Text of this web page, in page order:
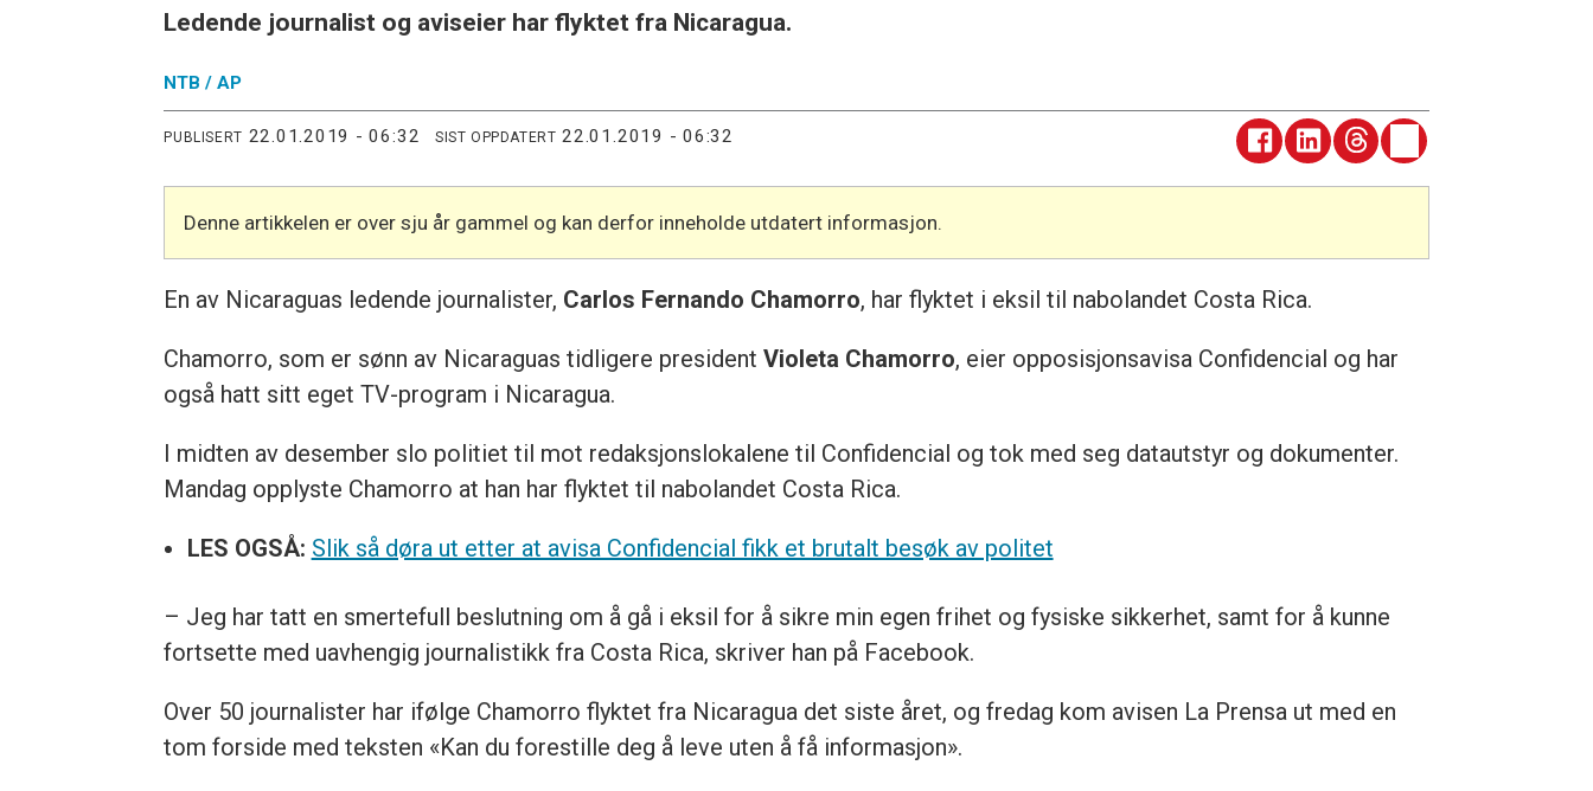
Ledende journalist og aviseier har flyktet fra Nicaragua.
NTB / AP
PUBLISERT 22.01.2019 - 06:32 SIST OPPDATERT 22.01.2019 - 06:32
Denne artikkelen er over sju år gammel og kan derfor inneholde utdatert informasjon.
En av Nicaraguas ledende journalister, Carlos Fernando Chamorro, har flyktet i eksil til nabolandet Costa Rica.
Chamorro, som er sønn av Nicaraguas tidligere presidentVioleta Chamorro, eier opposisjonsavisa Confidencial og har
også hatt sitt eget TV-program i Nicaragua.
I midten av desember slo politiet til mot redaksjonslokalene til Confidencial og tok med seg datautstyr og dokumenter.
Mandag opplyste Chamorro at han har flyktet til nabolandet Costa Rica.
LES OGSÅ: Slik så døra ut etter at avisa Confidencial fikk et brutalt besøk av politet
– Jeg har tatt en smertefull beslutning om å gå i eksil for å sikre min egen frihet og fysiske sikkerhet, samt for å kunne
fortsette med uavhengig journalistikk fra Costa Rica, skriver han på Facebook.
Over 50 journalister har ifølge Chamorro flyktet fra Nicaragua det siste året, og fredag kom avisen La Prensa ut med en
tom forside med teksten «Kan du forestille deg å leve uten å få informasjon».